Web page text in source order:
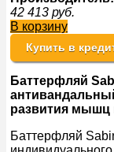
42 413 руб.
В корзину
Купить в
Баттерфляй
развития мышц
Баттерфляй